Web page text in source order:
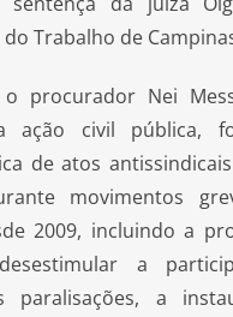
do Trabalho de
procurador Nei
ação civil pública,
de atos
movimentos
2009, incluindo a
a
paralisações, a